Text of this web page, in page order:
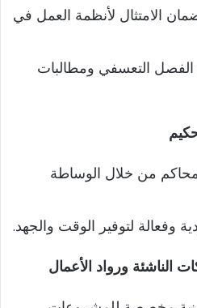
الامتثال لأنظمة العمل في
التعسفي ومطالبات
من خلال الوساطة
وفعالة لتوفير الوقت والجهد.
الناشئة ورواد الأعمال